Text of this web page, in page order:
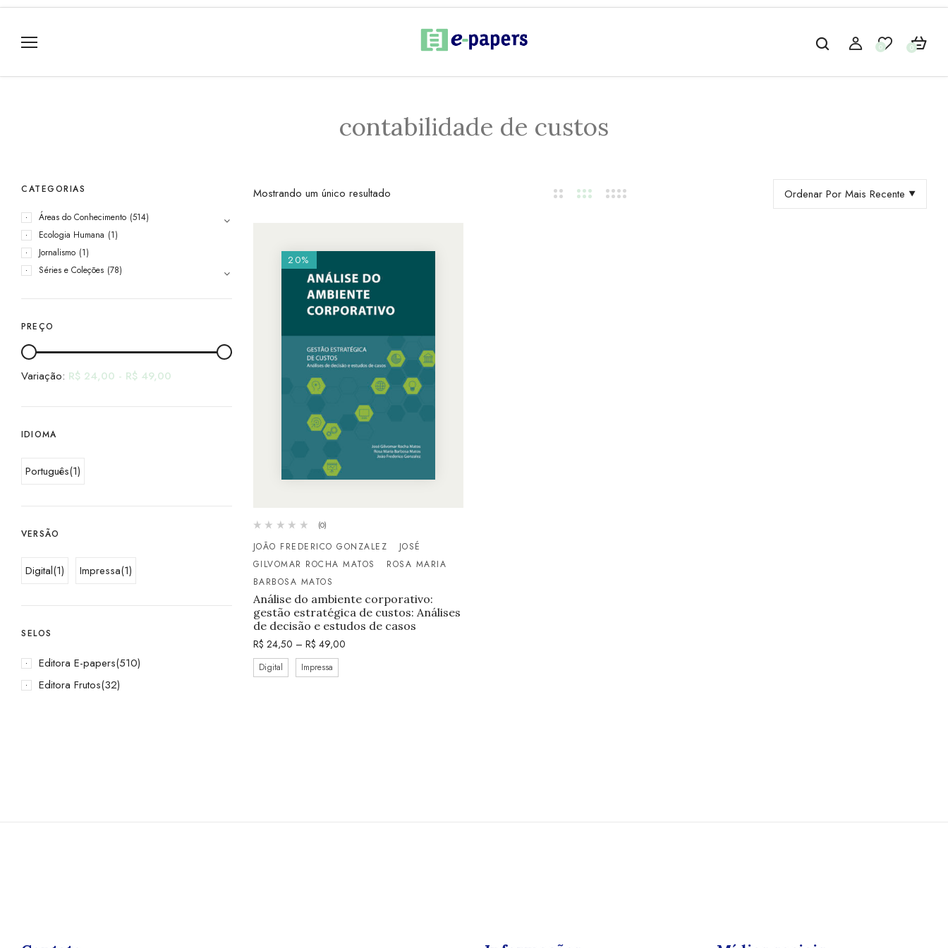
0 0
contabilidade de custos
CATEGORIAS
Áreas do Conhecimento (514)
Ecologia Humana (1)
Jornalismo (1)
Séries e Coleções (78)
PREÇO
Variação: R$ 24,00 - R$ 49,00
IDIOMA
Português(1)
VERSÃO
Digital(1) Impressa(1)
SELOS
Editora E-papers(510)
Editora Frutos(32)
Mostrando um único resultado Ordenar Por Mais Recente
20%
(0)
JOÃO FREDERICO GONZALEZ
JOSÉ
GILVOMAR ROCHA MATOS
ROSA MARIA
BARBOSA MATOS
Análise do ambiente corporativo:
gestão estratégica de custos: Análises
de decisão e estudos de casos
R$ 24,50 – R$ 49,00
Digital Impressa